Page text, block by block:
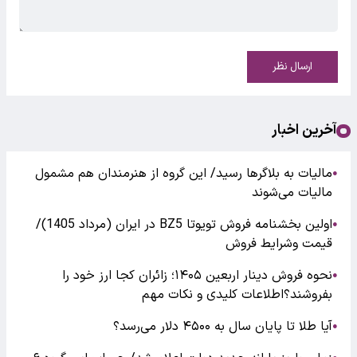
ارسال نظر
آخرین اخبار
●مالیات به بلاگرها رسید/ این گروه از هنرمندان هم مشمول
مالیات می‌شوند
●
اولین بخشنامه فروش تویوتا BZ5 در ایران (مرداد 1405)/
قیمت وشرایط فروش
●
نحوه فروش دینار اربعین ۱۴۰۵؛ زائران کجا ارز خود را
بفروشند؟اطلاعات کلیدی و نکات مهم
●آیا طلا تا پایان سال به ۴۵۰۰ دلار می‌رسد؟